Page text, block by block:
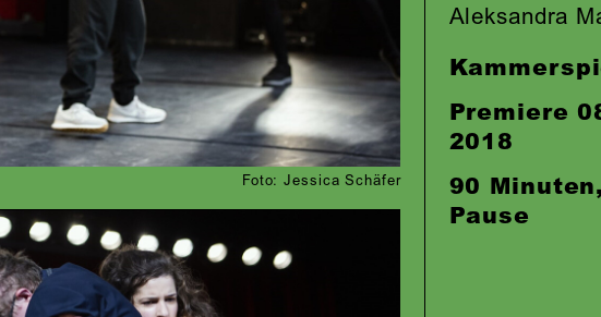
Aleksandra
Premiere
2018
90
Pause
Foto: Jessica Schäfer